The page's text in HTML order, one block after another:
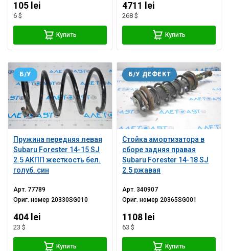
105 lei
6 $
Купить
4711 lei
268 $
Купить
Пружина передняя левая
Subaru Forester 14-15 SJ
2.5 АКПП жесткость бел.
голуб. син
Б/У
Арт. 77789
Ориг. номер 20330SG010
404 lei
23 $
Купить
Стойка амортизатора в
сборе задняя правая
Subaru Forester 14-18 SJ
2.5 ржавая
Б/У ДЕФЕКТ
Арт.340907
Ориг. номер 20365SG001
1108 lei
63 $
Купить